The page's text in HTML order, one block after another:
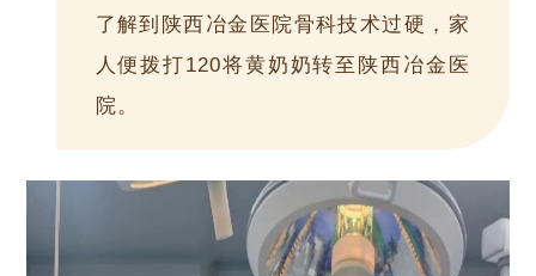
了解到陕西冶金医院骨科技术过硬，家
人便拨打120将黄奶奶转至陕西冶金医
院。